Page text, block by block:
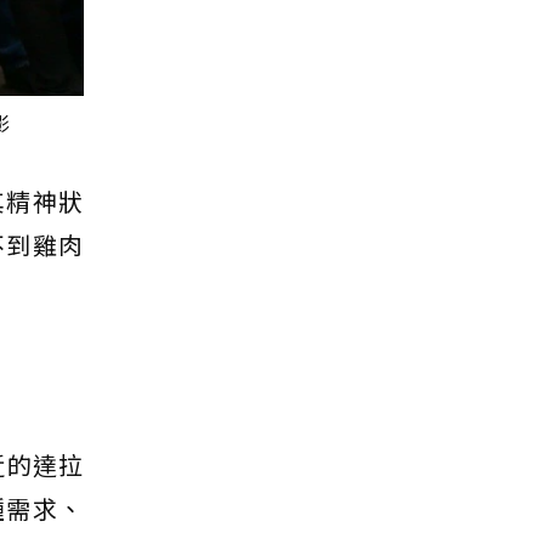
神狀
雞肉
達拉
求、